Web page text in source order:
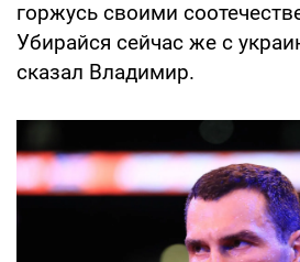
горжусь своими
Убирайся сейчас же с
сказал Владимир.